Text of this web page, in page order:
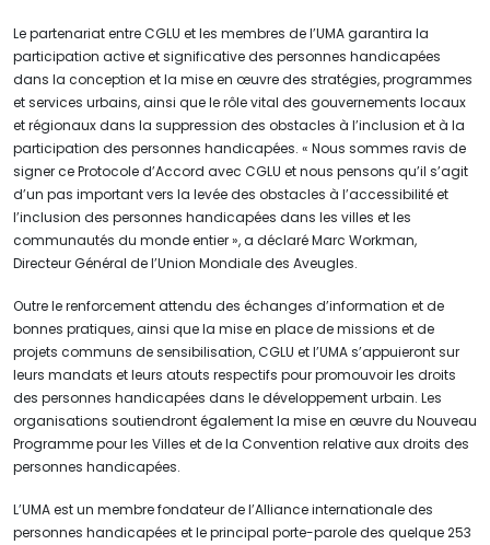
Le partenariat entre CGLU et les membres de l’UMA garantira la
participation active et significative des personnes handicapées
dans la conception et la mise en œuvre des stratégies, programmes
et services urbains, ainsi que le rôle vital des gouvernements locaux
et régionaux dans la suppression des obstacles à l’inclusion et à la
participation des personnes handicapées. « Nous sommes ravis de
signer ce Protocole d’Accord avec CGLU et nous pensons qu’il s’agit
d’un pas important vers la levée des obstacles à l’accessibilité et
l’inclusion des personnes handicapées dans les villes et les
communautés du monde entier », a déclaré Marc Workman,
Directeur Général de l’Union Mondiale des Aveugles.
Outre le renforcement attendu des échanges d’information et de
bonnes pratiques, ainsi que la mise en place de missions et de
projets communs de sensibilisation, CGLU et l’UMA s’appuieront sur
leurs mandats et leurs atouts respectifs pour promouvoir les droits
des personnes handicapées dans le développement urbain. Les
organisations soutiendront également la mise en œuvre du Nouveau
Programme pour les Villes et de la Convention relative aux droits des
personnes handicapées.
L’UMA est un membre fondateur de l’Alliance internationale des
personnes handicapées et le principal porte-parole des quelque 253